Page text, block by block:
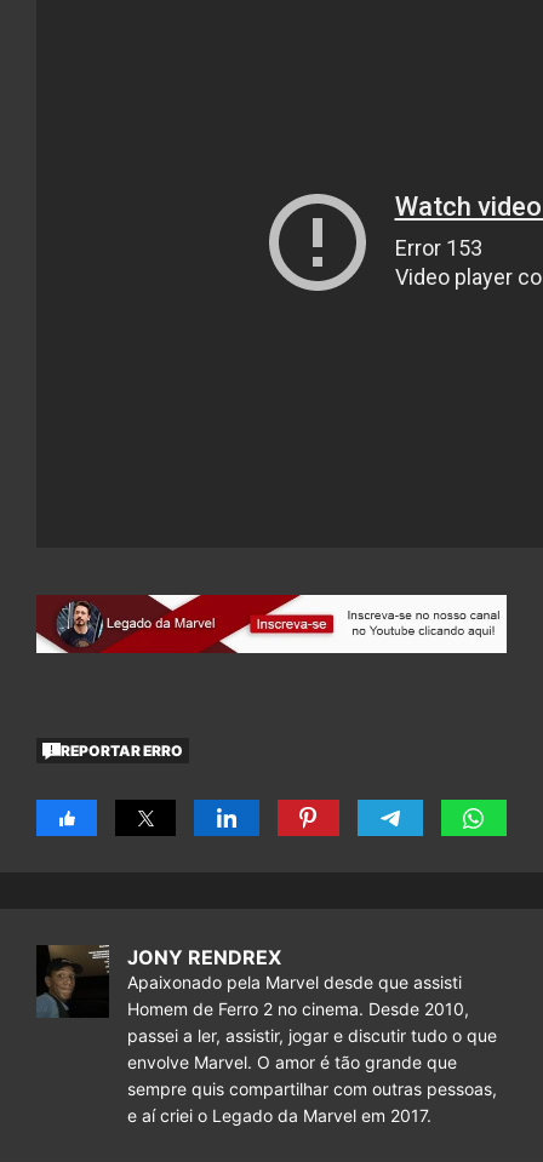
REPORTAR ERRO
JONY RENDREX
Apaixonado pela Marvel desde que assisti
Homem de Ferro 2 no cinema. Desde 2010,
passei a ler, assistir, jogar e discutir tudo o que
envolve Marvel. O amor é tão grande que
sempre quis compartilhar com outras pessoas,
e aí criei o Legado da Marvel em 2017.